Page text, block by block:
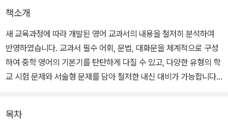
책소개
새 교육과정에 따라 개발된 영어 교과서의 내용을 철저히 분석하여
반영하였습니다. 교과서 필수 어휘, 문법, 대화문을 체계적으로 구성
하여 중학 영어의 기본기를 탄탄하게 다질 수 있고, 다양한 유형의 학
교 시험 문제와 서술형 문제를 담아 철저한 내신 대비가 가능합니다.
듣기 모의고사의 음원 파일은 QR코드로 쉽고 빠르게 확인할 수 있습
목차